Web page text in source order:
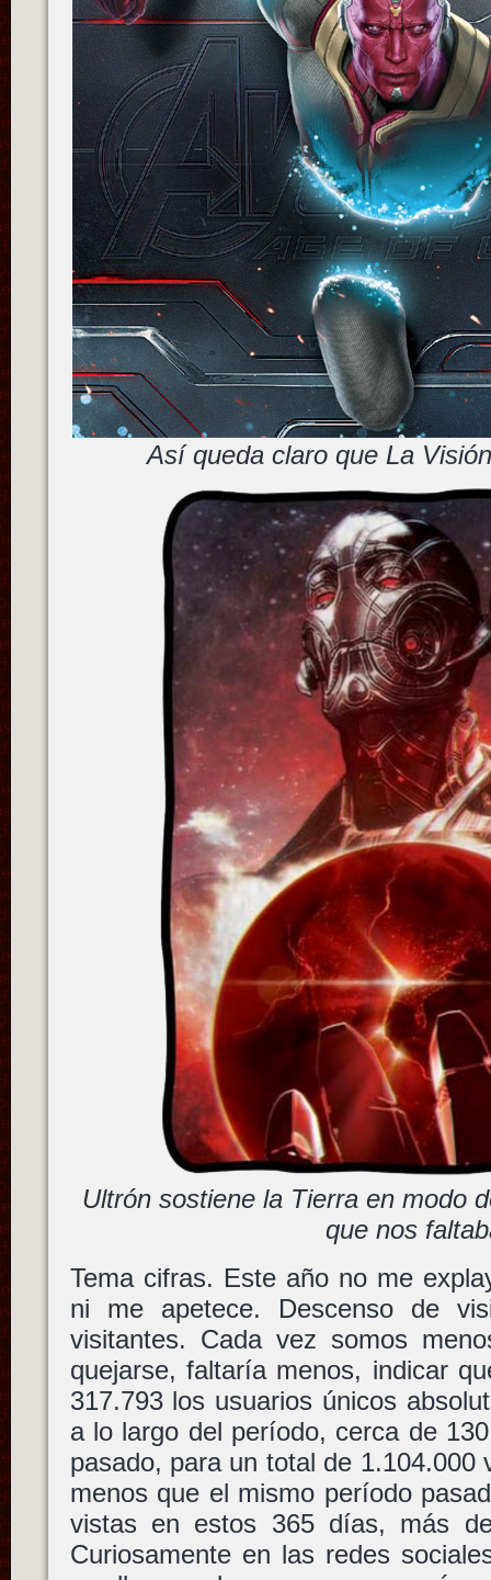
Así queda claro que La
Ultrón sostiene la Tierra en modo
que nos
Tema cifras. Este año no me
ni me apetece. Descenso de
visitantes. Cada vez somos
quejarse, faltaría menos, indicar
317.793 los usuarios únicos
a lo largo del período, cerca de
pasado, para un total de 1.104.000
menos que el mismo período
vistas en estos 365 días, más
Curiosamente en las redes